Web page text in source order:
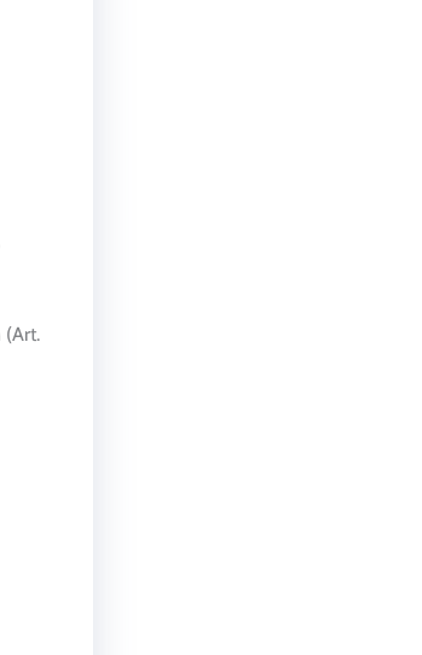
(Art.